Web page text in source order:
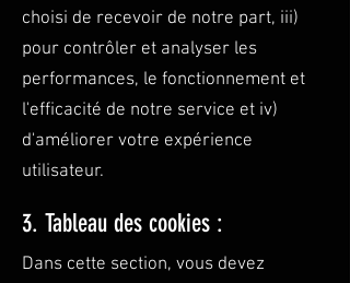
choisi de recevoir de notre part, iii)
pour contrôler et analyser les
performances, le fonctionnement et
l'efficacité de notre service et iv)
d'améliorer votre expérience
utilisateur.
3. Tableau des cookies :
Dans cette section, vous devez